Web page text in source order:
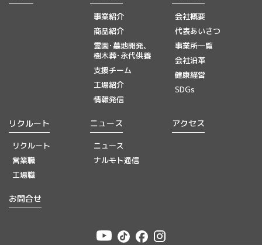
事業紹介
商品紹介
霊園･墓地開発、
樹木葬･永代供養
支援チーム
工場紹介
情報発信
会社概要
代表あいさつ
事業所一覧
会社沿革
健康経営
SDGs
リクルート
リクルート
営業職
工場職
ニュース
ニュース
ナルモト通信
アクセス
お問合せ